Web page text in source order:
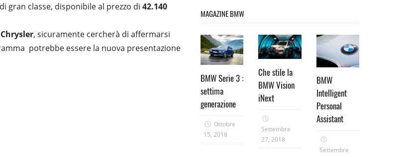
gran classe, disponibile al prezzo di 42.140
Chrysler, sicuramente cercherà di affermarsi
potrebbe essere la nuova presentazione
MAGAZINE BMW
BMW Serie 3 :
settima
generazione
Ottobre
15, 2018
Che stile la
BMW Vision
iNext
Settembre
27, 2018
BMW
Intelligent
Personal
Assistant
Settembre